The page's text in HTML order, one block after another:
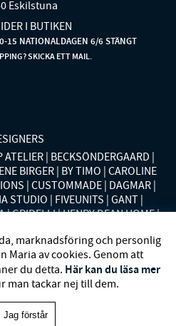
Eskilstuna
I BUTIKEN
15 NATIONALDAGEN 6/6 STÄNGT
SKICKA ETT MAIL.
ATELIER BECKSÖNDERGAARD
BIRGER BY TIMO CAROLINE
CUSTOMMADE DAGMAR
STUDIO FIVEUNITS GANT
GRIDELLI HENRY DEAN HOME
CALIFORNIA MOS MOSH
HOME NÜMPH POLO RALPH
RODEBJER SECOND FEMALE
SWEDISH STOCKINGS
BARONI VIVEH
1993-2025
marknadsföring och personlig
Maria av cookies. Genom att
du detta. Här kan du läsa mer
man tackar nej till dem.
Jag förstår